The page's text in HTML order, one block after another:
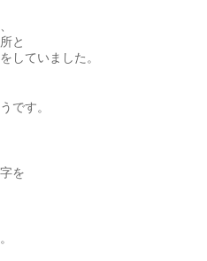
と
していました。
です。
を